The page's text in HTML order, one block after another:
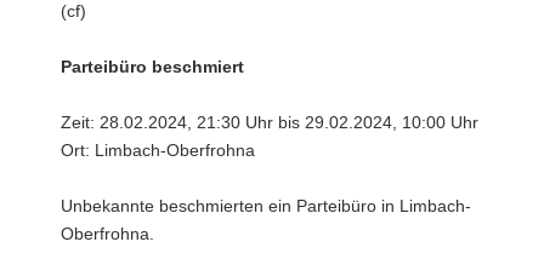
(cf)
Parteibüro beschmiert
Zeit: 28.02.2024, 21:30 Uhr bis 29.02.2024, 10:00 Uhr
Ort: Limbach-Oberfrohna
Unbekannte beschmierten ein Parteibüro in Limbach-
Oberfrohna.